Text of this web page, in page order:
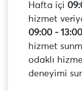
Hafta içi
hizmet
09:00 - 13:00
hizmet
odaklı
deneyimi